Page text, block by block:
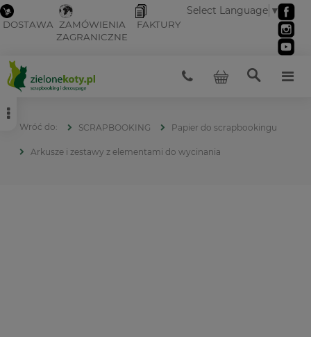
DOSTAWA ZAMÓWIENIA
ZAGRANICZNE
FAKTURY
Select Language ▼
SCRAPBOOKING Papier do scrapbookingu
Arkusze i zestawy z elementami do wycinania